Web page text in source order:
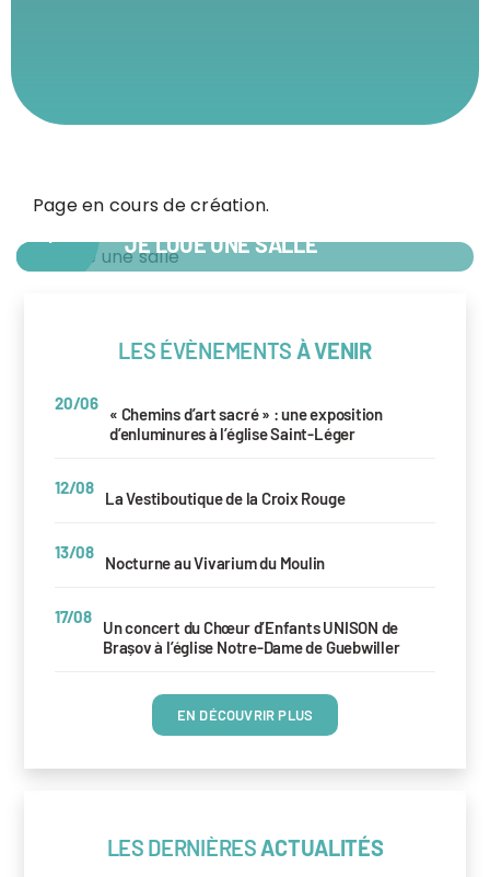
Page en cours de création.
+ JE LOUE UNE SALLE
LES ÉVÈNEMENTS À VENIR
« Chemins d’art sacré » : une exposition
d’enluminures à l’église Saint-Léger
20/06
La Vestiboutique de la Croix Rouge
12/08
Nocturne au Vivarium du Moulin
13/08
Un concert du Chœur d’Enfants UNISON de
Brașov à l’église Notre-Dame de Guebwiller
17/08
EN DÉCOUVRIR PLUS
LES DERNIÈRES ACTUALITÉS